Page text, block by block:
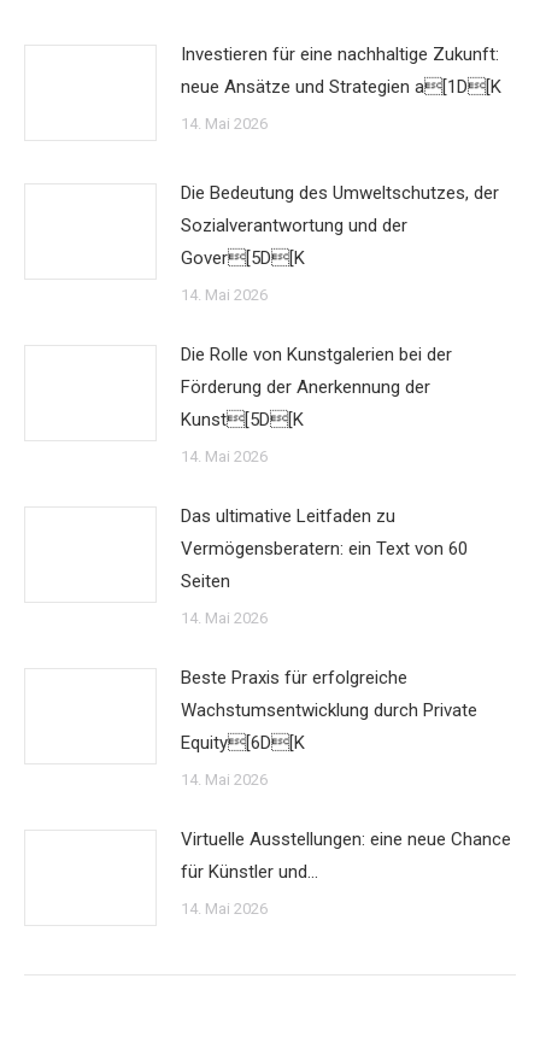
Investieren für eine nachhaltige Zukunft:
neue Ansätze und Strategien a[1D[K
14. Mai 2026
Die Bedeutung des Umweltschutzes, der
Sozialverantwortung und der
Gover[5D[K
14. Mai 2026
Die Rolle von Kunstgalerien bei der
Förderung der Anerkennung der
Kunst[5D[K
14. Mai 2026
Das ultimative Leitfaden zu
Vermögensberatern: ein Text von 60
Seiten
14. Mai 2026
Beste Praxis für erfolgreiche
Wachstumsentwicklung durch Private
Equity[6D[K
14. Mai 2026
Virtuelle Ausstellungen: eine neue Chance
für Künstler und…
14. Mai 2026